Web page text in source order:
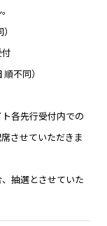
不同）
各先行受付内での
させていただきま
抽選とさせていた